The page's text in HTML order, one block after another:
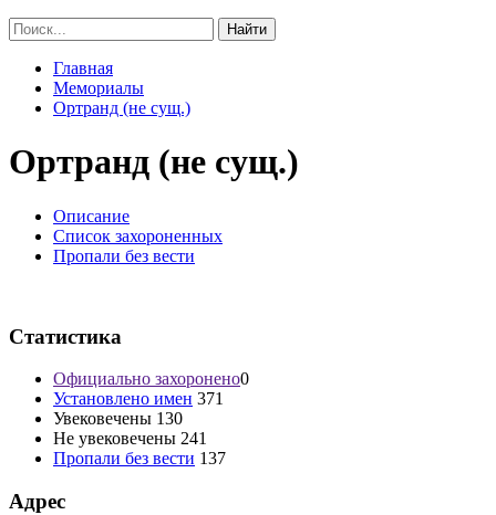
Найти
Главная
Мемориалы
Ортранд (не сущ.)
Ортранд (не сущ.)
Oписание
Список захороненных
Пропали без вести
Статистика
Официально захоронено0
Установлено имен 371
Увековечены 130
Не увековечены 241
Пропали без вести 137
Адрес